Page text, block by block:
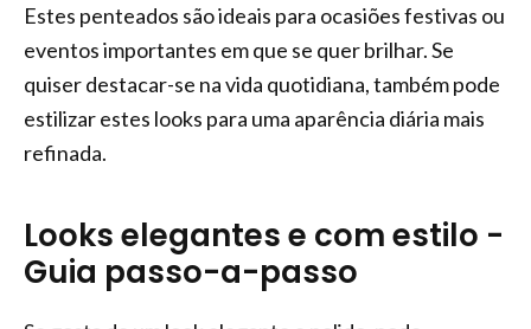
Estes penteados são ideais para ocasiões festivas ou
eventos importantes em que se quer brilhar. Se
quiser destacar-se na vida quotidiana, também pode
estilizar estes looks para uma aparência diária mais
refinada.
Looks elegantes e com estilo -
Guia passo-a-passo